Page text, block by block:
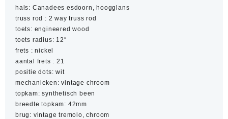
hals: Canadees esdoorn, hoogglans
truss rod : 2 way truss rod
toets: engineered wood
toets radius: 12″
frets : nickel
aantal frets : 21
positie dots: wit
mechanieken: vintage chroom
topkam: synthetisch been
breedte topkam: 42mm
brug: vintage tremolo, chroom